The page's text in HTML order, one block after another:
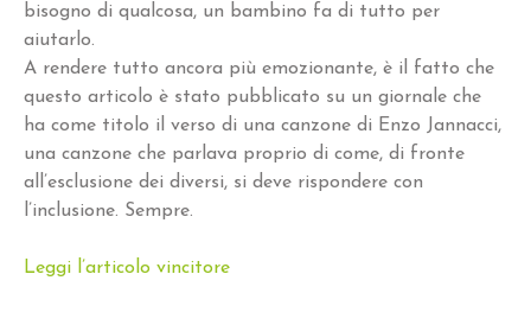
bisogno di qualcosa, un bambino fa di tutto per
aiutarlo.
A rendere tutto ancora più emozionante, è il fatto che
questo articolo è stato pubblicato su un giornale che
ha come titolo il verso di una canzone di Enzo Jannacci,
una canzone che parlava proprio di come, di fronte
all’esclusione dei diversi, si deve rispondere con
l’inclusione. Sempre.
Leggi l’articolo vincitore